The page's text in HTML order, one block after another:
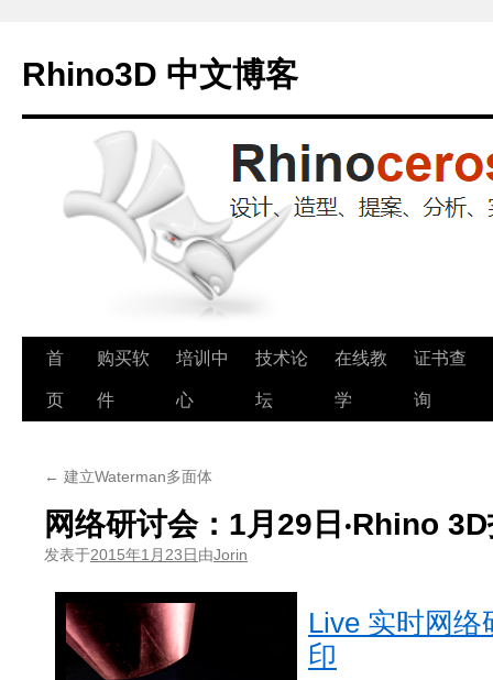
Rhino3D 中文博客
跳
至
首
页
购买软
件
培训中
心
技术论
坛
在线教
学
证书查
询
← 建立Waterman多面体
网络研讨会：1月29日‧Rhino
发表于2015年1月23日由Jorin
Live 实时网络
印